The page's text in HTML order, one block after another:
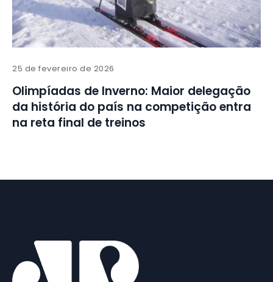
25 de fevereiro de 2026
Olimpíadas de Inverno: Maior delegação
da história do país na competição entra
na reta final de treinos